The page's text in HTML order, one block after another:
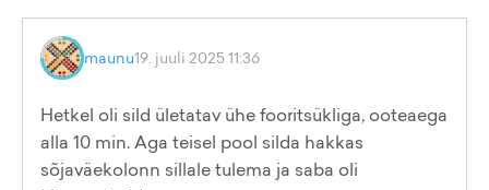
maunu19. juuli 2025 11:36
Hetkel oli sild ületatav ühe fooritsükliga, ooteaega
alla 10 min. Aga teisel pool silda hakkas
sõjaväekolonn sillale tulema ja saba oli